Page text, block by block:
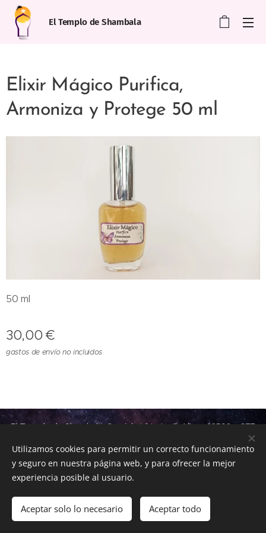
El Templo de Shambala
Elixir Mágico Purifica,
Armoniza y Protege 50 ml
50 ml
30,00 €
gastos de envío no incluidos
Añadir a la cesta
El Templo de Shambala, Camí de L´ Horta, 9, Altea, 03590,677
Política de Privacidad
Cookies
Utilizamos cookies para permitir un correcto funcionamiento
y seguro en nuestra página web, y para ofrecer la mejor
experiencia posible al usuario.
Aceptar solo lo necesario Aceptar todo